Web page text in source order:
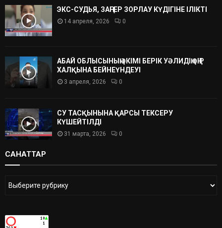
ЭКС-СУДЬЯ, ЗАҢГЕР ЗОРЛАУ КҮДІГІНЕ ІЛІКТІ
14 апреля, 2026 0
АБАЙ ОБЛЫСЫНЫҢ ӘКІМІ БЕРІК УӘЛИДІҢ ӨҢІР
ХАЛҚЫНА БЕЙНЕҮНДЕУІ
3 апреля, 2026 0
СУ ТАСҚЫНЫНА ҚАРСЫ ТЕКСЕРУ
КҮШЕЙТІЛДІ
31 марта, 2026 0
САНАТТАР